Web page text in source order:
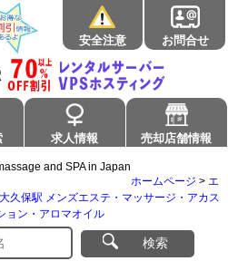
安全注意 お問合せ
求人情報 売却店舗情報
and SPA in Japan
ホームページ > エ
久保駅 メンズエステ・マッサージ・アカス
ョン・アロマオイル
検索